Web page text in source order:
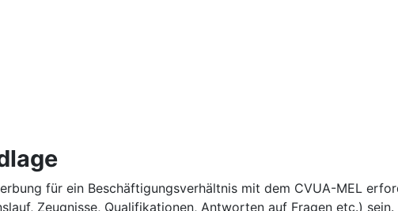
für ein Beschäftigungsverhältnis mit dem CVUA-MEL
Zeugnisse, Qualifikationen, Antworten auf Fragen etc.)